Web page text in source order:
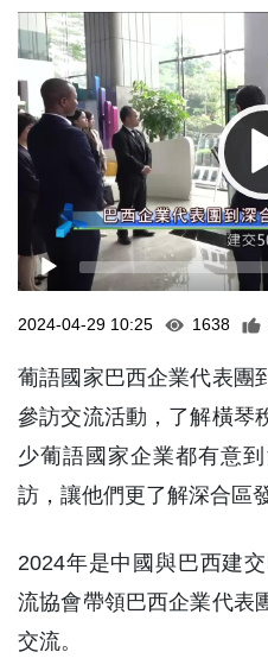
Video
Player
2024-04-29 10:25 1638
葡語國家巴西企業代表團
參訪交流活動，了解橫琴
少葡語國家企業都有意
訪，讓他們更了解深合區
2024年是中國與巴西建
流協會帶領巴西企業代表
交流。